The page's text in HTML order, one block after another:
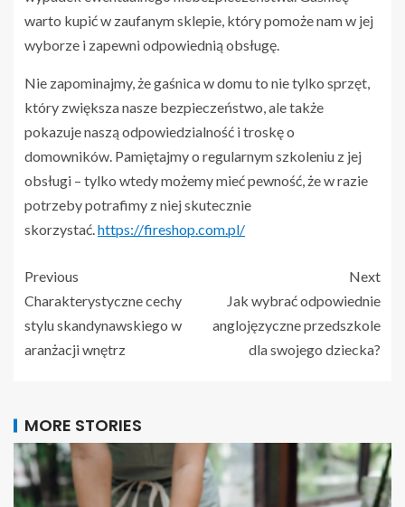
warto kupić w zaufanym sklepie, który pomoże nam w jej
wyborze i zapewni odpowiednią obsługę.
Nie zapominajmy, że gaśnica w domu to nie tylko sprzęt,
który zwiększa nasze bezpieczeństwo, ale także
pokazuje naszą odpowiedzialność i troskę o
domowników. Pamiętajmy o regularnym szkoleniu z jej
obsługi – tylko wtedy możemy mieć pewność, że w razie
potrzeby potrafimy z niej skutecznie
skorzystać. https://fireshop.com.pl/
Previous
Charakterystyczne cechy
stylu skandynawskiego w
aranżacji wnętrz
Next
Jak wybrać odpowiednie
anglojęzyczne przedszkole
dla swojego dziecka?
MORE STORIES